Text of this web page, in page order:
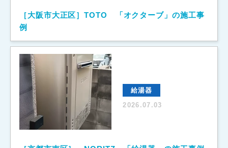
［大阪市大正区］TOTO 「オクターブ」の施工事
例
給湯器
2026.07.03